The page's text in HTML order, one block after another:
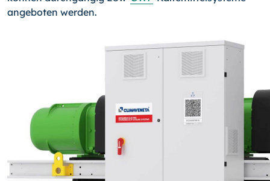
angeboten werden.